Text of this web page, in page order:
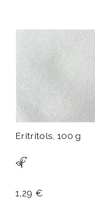
Eritritols, 100 g
1,29 €